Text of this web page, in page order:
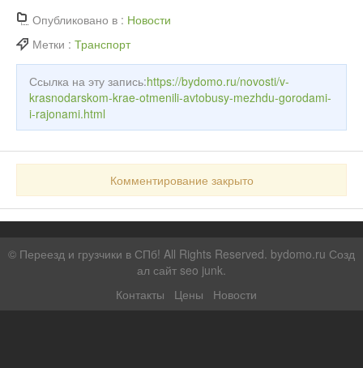
Опубликовано в : Новости
Метки : Транспорт
Ссылка на эту запись:https://bydomo.ru/novosti/v-
krasnodarskom-krae-otmenili-avtobusy-mezhdu-gorodami-
i-rajonami.html
Комментирование закрыто
© Переезд и грузчики в СПб! All Rights Reserved. bydomo.ru Созд
ал сайт seo junk.
Контакты
Цены Новости